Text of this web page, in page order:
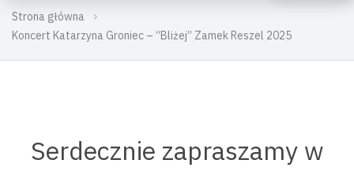
Strona główna
Koncert Katarzyna Groniec – “Bliżej” Zamek Reszel 2025
Serdecznie zapraszamy w